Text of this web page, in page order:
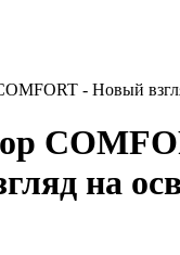
- Новый
на